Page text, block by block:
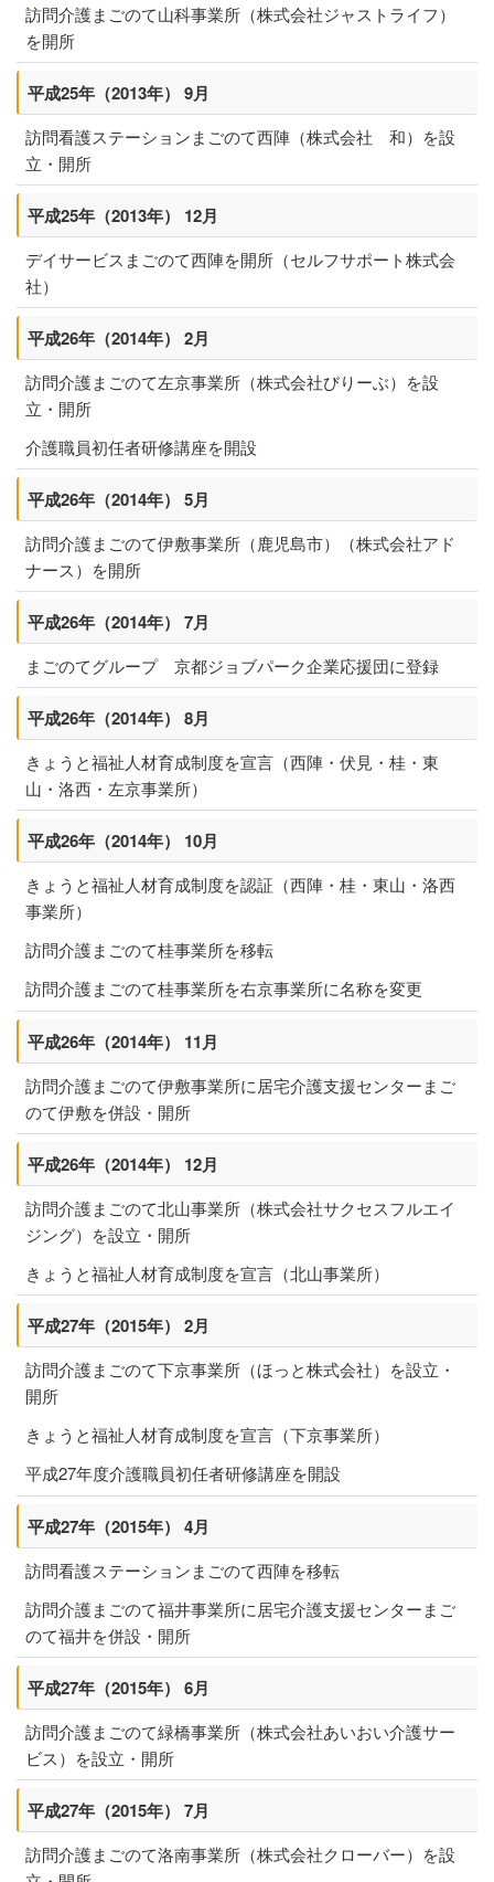
訪問介護まごのて山科事業所（株式会社ジャストライフ）
を開所
平成25年（2013年） 9月
訪問看護ステーションまごのて西陣（株式会社 和）を設
立・開所
平成25年（2013年） 12月
デイサービスまごのて西陣を開所（セルフサポート株式会
社）
平成26年（2014年） 2月
訪問介護まごのて左京事業所（株式会社びりーぶ）を設
立・開所
介護職員初任者研修講座を開設
平成26年（2014年） 5月
訪問介護まごのて伊敷事業所（鹿児島市）（株式会社アド
ナース）を開所
平成26年（2014年） 7月
まごのてグループ 京都ジョブパーク企業応援団に登録
平成26年（2014年） 8月
きょうと福祉人材育成制度を宣言（西陣・伏見・桂・東
山・洛西・左京事業所）
平成26年（2014年） 10月
きょうと福祉人材育成制度を認証（西陣・桂・東山・洛西
事業所）
訪問介護まごのて桂事業所を移転
訪問介護まごのて桂事業所を右京事業所に名称を変更
平成26年（2014年） 11月
訪問介護まごのて伊敷事業所に居宅介護支援センターまご
のて伊敷を併設・開所
平成26年（2014年） 12月
訪問介護まごのて北山事業所（株式会社サクセスフルエイ
ジング）を設立・開所
きょうと福祉人材育成制度を宣言（北山事業所）
平成27年（2015年） 2月
訪問介護まごのて下京事業所（ほっと株式会社）を設立・
開所
きょうと福祉人材育成制度を宣言（下京事業所）
平成27年度介護職員初任者研修講座を開設
平成27年（2015年） 4月
訪問看護ステーションまごのて西陣を移転
訪問介護まごのて福井事業所に居宅介護支援センターまご
のて福井を併設・開所
平成27年（2015年） 6月
訪問介護まごのて緑橋事業所（株式会社あいおい介護サー
ビス）を設立・開所
平成27年（2015年） 7月
訪問介護まごのて洛南事業所（株式会社クローバー）を設